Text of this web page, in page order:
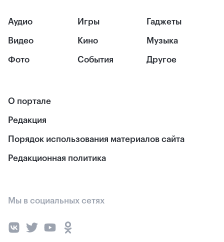
Аудио
Видео
Фото
Игры
Кино
События
Гаджеты
Музыка
Другое
О портале
Редакция
Порядок использования материалов сайта
Редакционная политика
Мы в социальных сетях